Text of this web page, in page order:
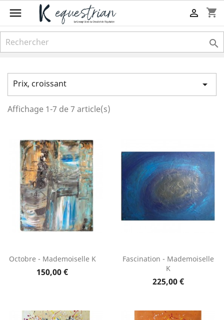
 shopping_cart


Prix, croissant 
Affichage 1-7 de 7 article(s)
Octobre - Mademoiselle K
150,00 €
Fascination - Mademoiselle
K
225,00 €